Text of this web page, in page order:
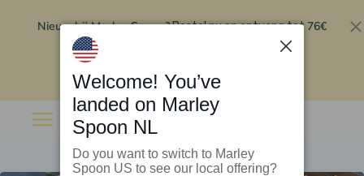
Nieuw bij Marley Spoon?Bestel nu en ontvang tot 76€
Welcome! You’ve
landed on Marley
Spoon NL
Do you want to switch to Marley
Spoon US to see our local offering?